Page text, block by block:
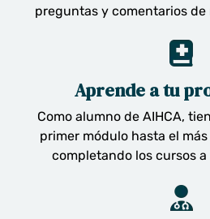
preguntas y comentarios de
Aprende a tu
Como alumno de AIHCA,
primer módulo hasta el
completando los cursos